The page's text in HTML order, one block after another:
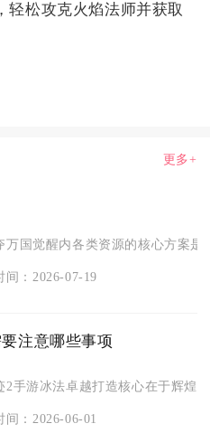
轻松攻克火焰法师并获取
更多+
万国觉醒内各类资源的核心方案
间：2026-07-19
注意哪些事项
2手游冰法卓越打造核心在于辉煌
间：2026-06-01